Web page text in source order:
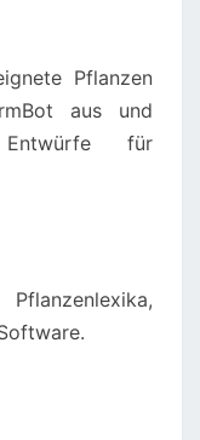
Pflanzen
aus und
für